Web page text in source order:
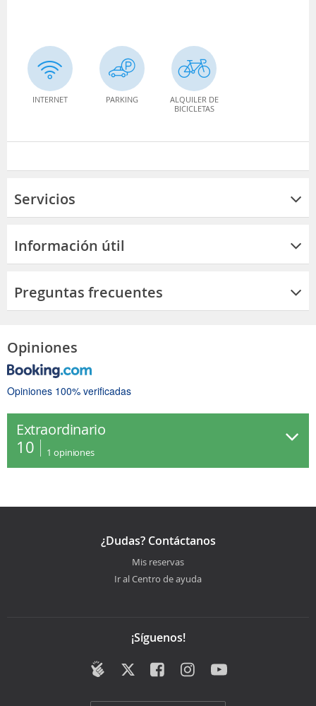
INTERNET PARKING
ALQUILER DE
BICICLETAS
Servicios
Información útil
Preguntas frecuentes
Opiniones
Opiniones 100% verificadas
Extraordinario
10 1 opiniones
¿Dudas? Contáctanos
Mis reservas
Ir al Centro de ayuda
¡Síguenos!